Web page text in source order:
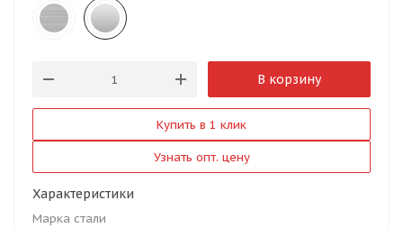
В корзину
Купить в 1 клик
Узнать опт. цену
Характеристики
Марка стали